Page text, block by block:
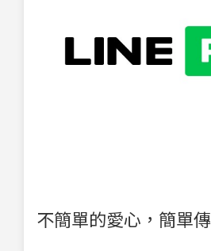
不簡單的愛心，簡單